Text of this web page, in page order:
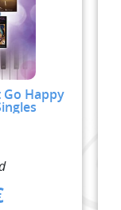
Go Happy